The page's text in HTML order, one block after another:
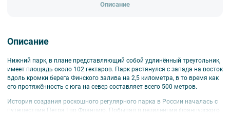
Описание
Описание
Нижний парк, в плане представляющий собой удлинённый треугольник,
имеет площадь около 102 гектаров. Парк растянулся с запада на восток
вдоль кромки берега Финского залива на 2,5 километра, в то время как
его протяжённость с юга на север составляет всего 500 метров.
История создания роскошного регулярного парка в России началась с
путешествия Петра I во Францию. Побывав в резиденции французского